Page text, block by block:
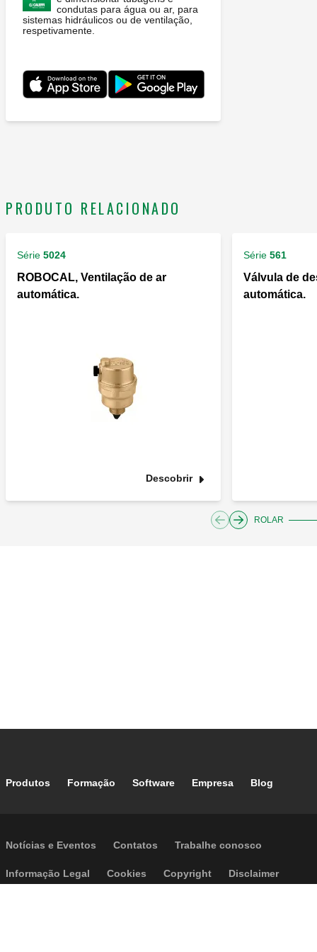
condutas para água ou ar, para
sistemas hidráulicos ou de ventilação,
respetivamente.
PRODUTO RELACIONADO
Série 5024
ROBOCAL, Ventilação de ar
automática.
Descobrir
Série 561
Válvula de
automática.
ROLAR
Footer main navigation
Produtos Formação Software Empresa Blog
Footer secondary navigation
Notícias e Eventos Contatos Trabalhe conosco
Footer menu
Informação Legal Cookies Copyright Disclaimer